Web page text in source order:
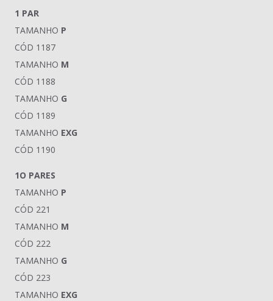
1 PAR
TAMANHO P
CÓD 1187
TAMANHO M
CÓD 1188
TAMANHO G
CÓD 1189
TAMANHO EXG
CÓD 1190
1O PARES
TAMANHO P
CÓD 221
TAMANHO M
CÓD 222
TAMANHO G
CÓD 223
TAMANHO EXG